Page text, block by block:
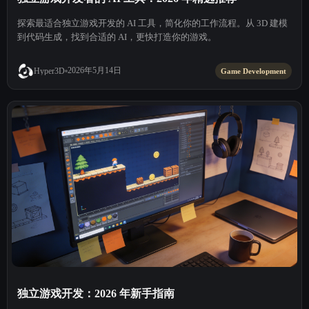
探索最适合独立游戏开发的 AI 工具，简化你的工作流程。从 3D 建模
到代码生成，找到合适的 AI，更快打造你的游戏。
Hyper3D 2026年5月14日 Game Development
独立游戏开发：2026 年新手指南